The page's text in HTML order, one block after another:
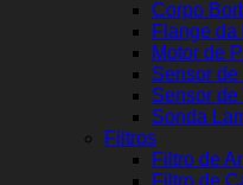
Corpo
Flange da
Motor de
Sensor de
Sensor de
Sonda
Filtros
Filtro de